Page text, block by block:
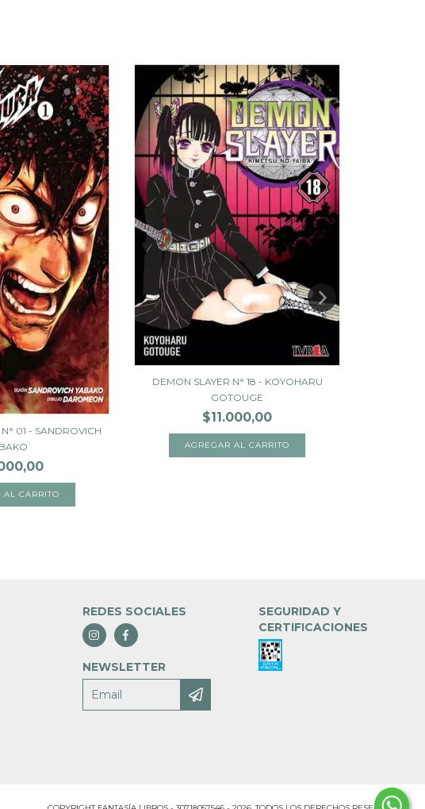
01 - SANDROVICH
DEMON SLAYER N° 18 - KOYOHARU
GOTOUGE
$11.000,00
REDES SOCIALES
NEWSLETTER
SEGURIDAD Y
CERTIFICACIONES